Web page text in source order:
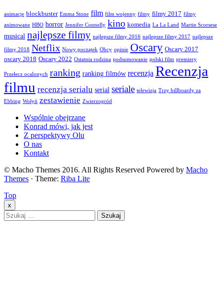
animacje blockbuster Emma Stone film film wojenny filmy filmy 2017 filmy
animowane HBO horror Jennifer Connelly kino komedia La La Land Martin Scorsese
musical najlepsze filmy najlepsze filmy 2016 najlepsze filmy 2017 najlepsze
filmy 2018 Netflix Nowy początek Obcy opinie Oscary Oscary 2017
oscary 2018 Oscary 2022 Ostatnia rodzina podsumowanie polski film premiery
Przełecz ocalonych ranking ranking filmów recenzja Recenzja
filmu recenzja serialu serial seriale telewizja Trzy billboardy za
Ebbing Wołyń zestawienie Zwierzogród
Wspólnie obejrzane
Konrad mówi, jak jest
Z perspektywy Olu
O nas
Kontakt
© Macho Themes 2016. All Rights Reserved Powered by Macho
Themes · Theme: Riba Lite
Top
x
Szukaj: